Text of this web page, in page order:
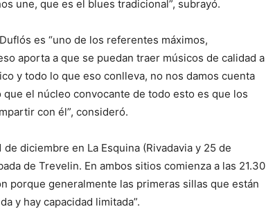
une, que es el blues tradicional”, subrayó.
es “uno de los referentes máximos,
aporta a que se puedan traer músicos de calidad a
y todo lo que eso conlleva, no nos damos cuenta
el núcleo convocante de todo esto es que los
con él”, consideró.
diciembre en La Esquina (Rivadavia y 25 de
de Trevelin. En ambos sitios comienza a las 21.30
porque generalmente las primeras sillas que están
y hay capacidad limitada”.